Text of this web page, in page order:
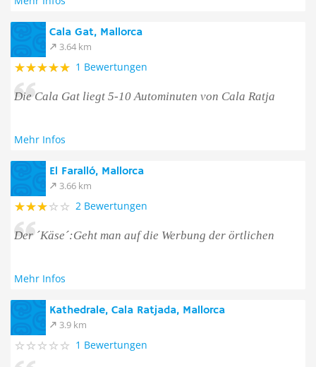
Cala Gat, Mallorca
3.64 km
1 Bewertungen
Die Cala Gat liegt 5-10 Autominuten von Cala Ratja
Mehr Infos
El Faralló, Mallorca
3.66 km
2 Bewertungen
Der ´Käse´:Geht man auf die Werbung der örtlichen
Mehr Infos
Kathedrale, Cala Ratjada, Mallorca
3.9 km
1 Bewertungen